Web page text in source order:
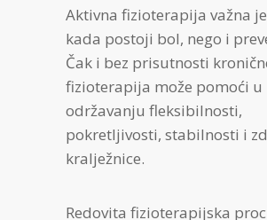
Aktivna fizioterapija važna
kada postoji bol, nego i
Čak i bez prisutnosti
fizioterapija može pomoći u
održavanju fleksibilnosti,
pokretljivosti, stabilnosti i
kralježnice.
Redovita fizioterapijska